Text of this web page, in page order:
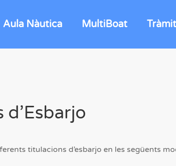
Aula Nàutica MultiBoat
titulacions d’esbarjo en les següents